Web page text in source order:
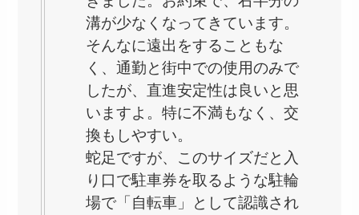
溝が少なくなってきています。
そんなに遠出をすることもな
く、通勤と街中での使用のみで
したが、直進安定性は良いと思
いますよ。特に不満もなく、交
換もしやすい。
蛇足ですが、このサイズだと入
り口で駐車券を取るような駐輪
場で「自転車」として認識され